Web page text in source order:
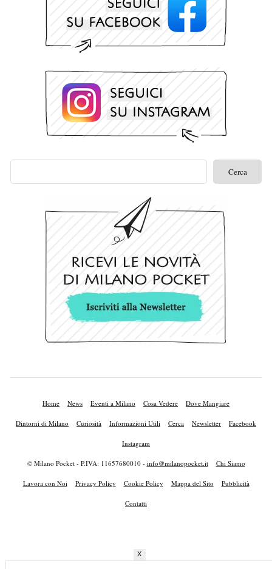
Home News Eventi a Milano Cosa Vedere Dove Mangiare
Dintorni di Milano Curiosità Informazioni Utili Cerca Newsletter Facebook
Instagram
© Milano Pocket - P.IVA: 11657680010 - info@milanopocket.it Chi Siamo
Lavora con Noi Privacy Policy Cookie Policy Mappa del Sito Pubblicità
Contatti
X